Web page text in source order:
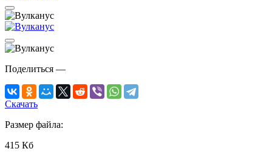
Поделиться —
Скачать
Размер файла:
415 Кб